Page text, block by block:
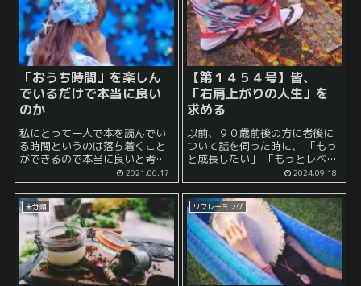
「おうち時間」を楽しん
でいるだけで本当に良い
のか
私にとって一人で本を読んでい
る時間というのは落ち着くこと
ができるので本当に良いと考え
ることの方が、他人とわいわい
ガヤガヤするよりも好きなの
で、家に何日も引き籠もってい
ても究極的には支障はありませ
ん。 ...
2021.06.17
【第１４５４号】皆、
「右肩上がりの人生」を
求める
以前、９０歳前後の方に老後に
ついて話を伺った時に、 「もっ
と成長したい」 「もっとレベル
いたのが印象的でした。 ９０歳
頃ともなると、 「終活」 などの
ように、 「自分...
2024.09.18
未分類 リフレーミング